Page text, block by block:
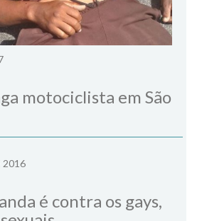
motociclista em São
2016
é contra os gays,